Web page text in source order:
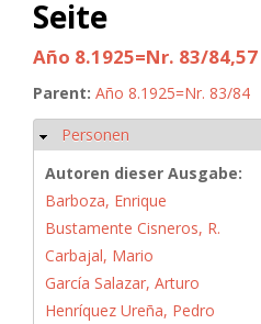
Seite
Año 8.1925=Nr. 83/84,57
Parent: Año 8.1925=Nr. 83/84
Ausblenden
Personen
Autoren dieser Ausgabe:
Barboza, Enrique
Bustamente Cisneros, R.
Carbajal, Mario
García Salazar, Arturo
Henríquez Ureña, Pedro